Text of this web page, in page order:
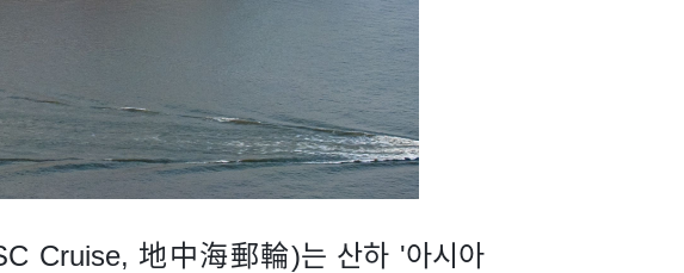
Cruise, 地中海郵輪)는 산하 '아시아